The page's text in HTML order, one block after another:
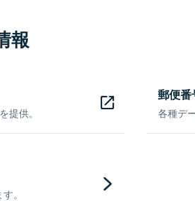
報
提供。
郵便番
各種デ
。